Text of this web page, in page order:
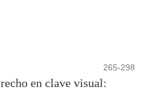
265-298
en clave visual: